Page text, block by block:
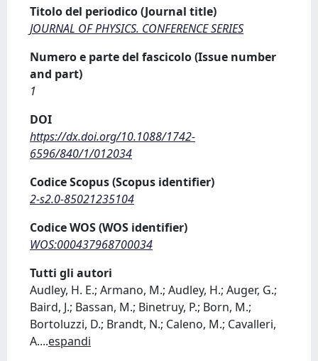
Titolo del periodico (Journal title)
JOURNAL OF PHYSICS. CONFERENCE SERIES
Numero e parte del fascicolo (Issue number
and part)
1
DOI
https://dx.doi.org/10.1088/1742-
6596/840/1/012034
Codice Scopus (Scopus identifier)
2-s2.0-85021235104
Codice WOS (WOS identifier)
WOS:000437968700034
Tutti gli autori
Audley, H. E.; Armano, M.; Audley, H.; Auger, G.;
Baird, J.; Bassan, M.; Binetruy, P.; Born, M.;
Bortoluzzi, D.; Brandt, N.; Caleno, M.; Cavalleri,
A....espandi